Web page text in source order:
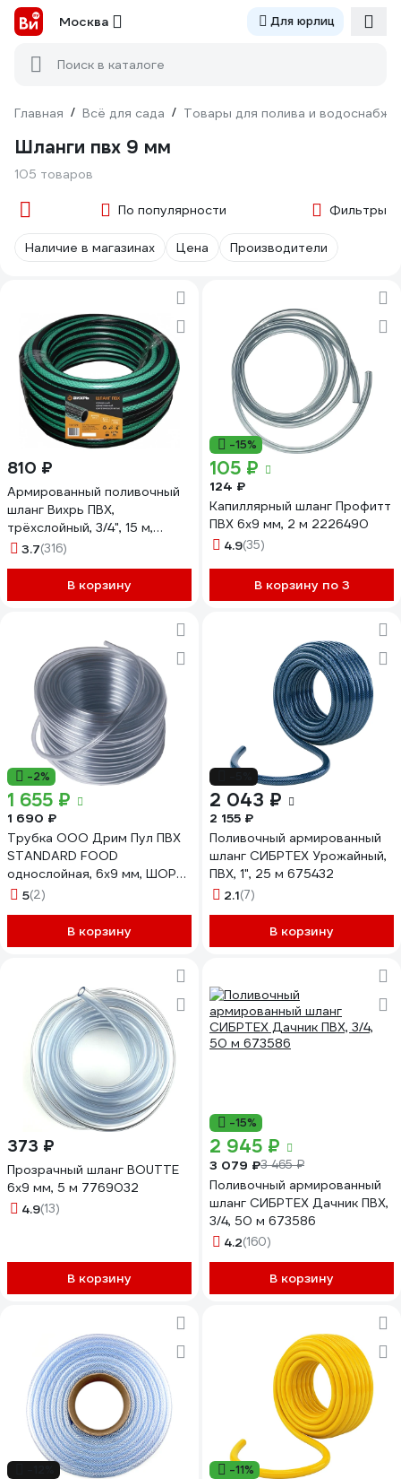
Москва Для юрлиц
Поиск в каталоге
Главная / Всё для сада / Товары для полива и
Шланги пвх 9 мм
105 товаров
По популярности Фильтры
Наличие в магазинах Цена Производители
810 ₽
Армированный поливочный
шланг Вихрь ПВХ,
трёхслойный, 3/4", 15 м,
зелёный 73/7/2/9
3.7(316)
В корзину
-15%
105 ₽
124 ₽
Капиллярный шланг Профитт
ПВХ 6x9 мм, 2 м 2226490
4.9(35)
В корзину по 3
-2%
1 655 ₽
1 690 ₽
Трубка ООО Дрим Пул ПВХ
STANDARD FOOD
однослойная, 6x9 мм, ШОР
90, 50 м, 6771
5(2)
В корзину
2 043 ₽
2 155 ₽
Поливочный армированный
шланг СИБРТЕХ Урожайный,
ПВХ, 1", 25 м 675432
2.1(7)
В корзину
373 ₽
Прозрачный шланг BOUTTE
6х9 мм, 5 м 7769032
4.9(13)
В корзину
-15%
2 945 ₽
3 079 ₽3 465 ₽
Поливочный армированный
шланг СИБРТЕХ Дачник ПВХ,
3/4, 50 м 673586
4.2(160)
В корзину
-11%